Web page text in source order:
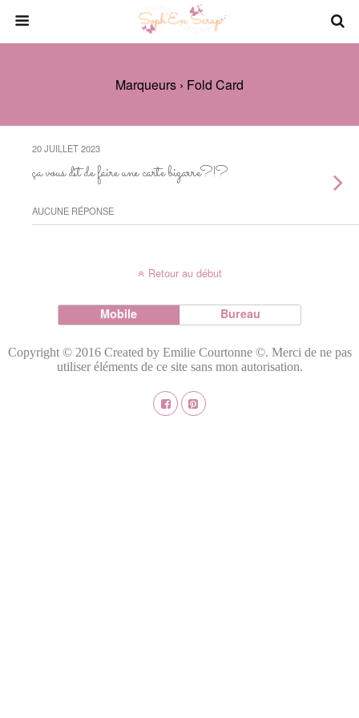
Marqueurs › Fold Card
20 JUILLET 2023
ça vous dit de faire une carte bizarre?!?
AUCUNE RÉPONSE
Retour au début
Mobile Bureau
Copyright © 2016 Created by Emilie Courtonne ©. Merci de ne pas
utiliser éléments de ce site sans mon autorisation.